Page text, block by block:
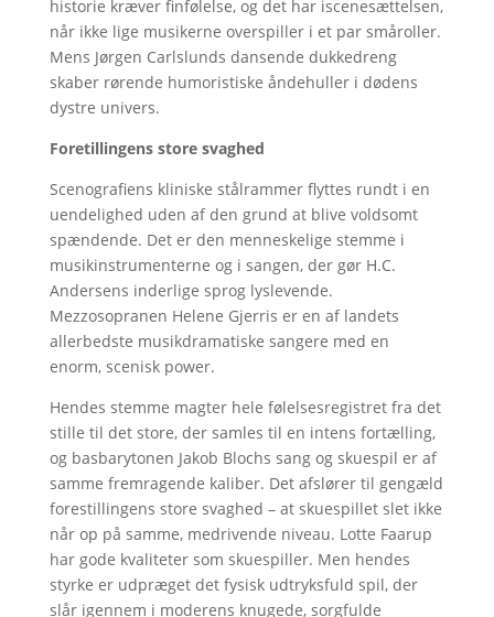
historie kræver finfølelse, og det har iscenesættelsen,
når ikke lige musikerne overspiller i et par småroller.
Mens Jørgen Carlslunds dansende dukkedreng
skaber rørende humoristiske åndehuller i dødens
dystre univers.
Foretillingens store svaghed
Scenografiens kliniske stålrammer flyttes rundt i en
uendelighed uden af den grund at blive voldsomt
spændende. Det er den menneskelige stemme i
musikinstrumenterne og i sangen, der gør H.C.
Andersens inderlige sprog lyslevende.
Mezzosopranen Helene Gjerris er en af landets
allerbedste musikdramatiske sangere med en
enorm, scenisk power.
Hendes stemme magter hele følelsesregistret fra det
stille til det store, der samles til en intens fortælling,
og basbarytonen Jakob Blochs sang og skuespil er af
samme fremragende kaliber. Det afslører til gengæld
forestillingens store svaghed – at skuespillet slet ikke
når op på samme, medrivende niveau. Lotte Faarup
har gode kvaliteter som skuespiller. Men hendes
styrke er udpræget det fysisk udtryksfuld spil, der
slår igennem i moderens knugede, sorgfulde